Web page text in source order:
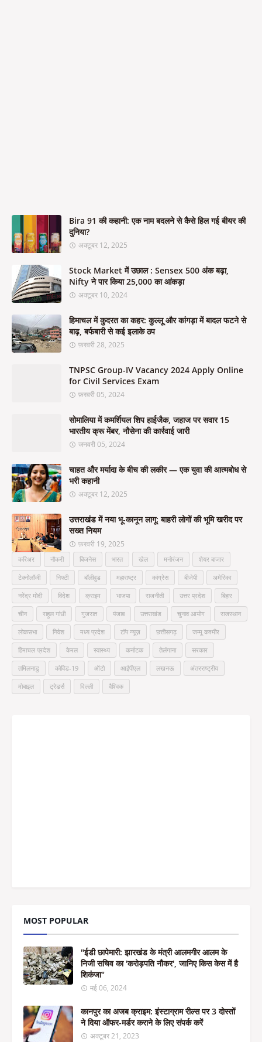
Bira 91 की कहानी: एक नाम बदलने से कैसे हिल गई बीयर की
दुनिया?
अक्टूबर 12, 2025
Stock Market में उछाल : Sensex 500 अंक बढ़ा,
Nifty ने पार किया 25,000 का आंकड़ा
अक्टूबर 10, 2024
हिमाचल में कुदरत का कहर: कुल्लू और कांगड़ा में बादल फटने से
बाढ़, बर्फबारी से कई इलाके ठप
फ़रवरी 28, 2025
TNPSC Group-IV Vacancy 2024 Apply Online
for Civil Services Exam
फ़रवरी 05, 2024
सोमालिया में कमर्शियल शिप हाईजैक, जहाज पर सवार 15
भारतीय क्रू मेंबर, नौसेना की कार्रवाई जारी
जनवरी 05, 2024
चाहत और मर्यादा के बीच की लकीर — एक युवा की आत्मबोध से
भरी कहानी
अक्टूबर 12, 2025
उत्तराखंड में नया भू-कानून लागू: बाहरी लोगों की भूमि खरीद पर
सख्त नियम
फ़रवरी 19, 2025
करिअर नौकरी बिजनेस भारत खेल मनोरंजन शेयर बाजार
टेक्नोलॉजी निफ्टी बॉलीवुड महाराष्ट्र कांग्रेस बीजेपी अमेरिका
नरेंद्र मोदी विदेश क्राइम भाजपा राजनीती उत्तर प्रदेश बिहार
चीन राहुल गांधी गुजरात पंजाब उत्तराखंड चुनाव आयोग राजस्थान
लोकसभा निवेश मध्य प्रदेश टॉप न्यूज़ छत्तीसगढ़ जम्मू कश्मीर
हिमाचल प्रदेश केरल स्वास्थ्य कर्नाटक तेलंगाना सरकार
तमिलनाडु कोविड-19 ऑटो आईपीएल लखनऊ अंतरराष्ट्रीय
मोबाइल ट्रेडर्स दिल्ली वैश्विक
MOST POPULAR
"ईडी छापेमारी: झारखंड के मंत्री आलमगीर आलम के
निजी सचिव का 'करोड़पति नौकर', जानिए किस केस में है
शिकंजा"
मई 06, 2024
कानपुर का अजब क्राइम: इंस्टाग्राम रील्स पर 3 दोस्तों
ने दिया ऑफर-मर्डर कराने के लिए संपर्क करें
अक्टूबर 21, 2023